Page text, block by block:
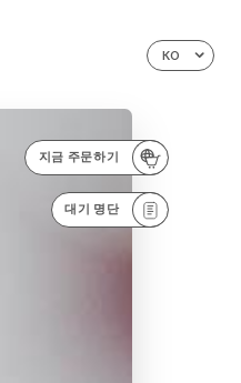
KO
지금 주문하기
대기 명단